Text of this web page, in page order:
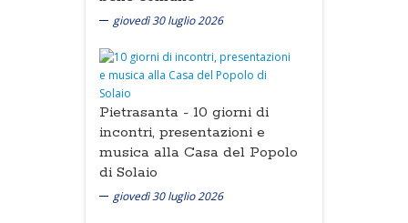
giovedì 30 luglio 2026
Pietrasanta - 10 giorni di
incontri, presentazioni e
musica alla Casa del Popolo
di Solaio
giovedì 30 luglio 2026